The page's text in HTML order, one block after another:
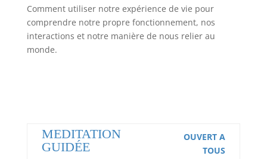
Comment utiliser notre expérience de vie pour
comprendre notre propre fonctionnement, nos
interactions et notre manière de nous relier au
monde.
MEDITATION
GUIDÉE
OUVERT A
TOUS